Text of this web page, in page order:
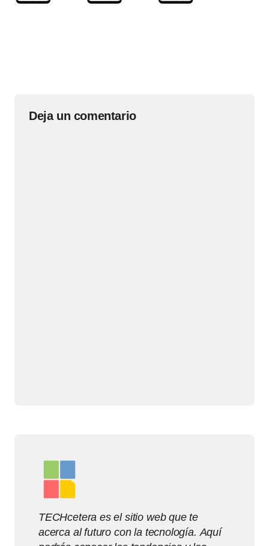
Deja un comentario
TECHcetera es el sitio web que te
acerca al futuro con la tecnología. Aquí